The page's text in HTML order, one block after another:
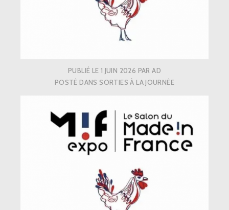
PUBLIÉ LE 1 JUIN 2026 PARAD
POSTÉ DANS SORTIES À LA JOURNÉE